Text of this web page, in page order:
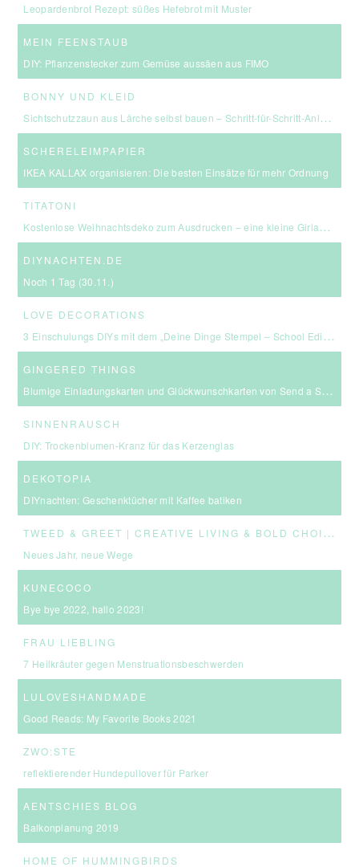
Leopardenbrot Rezept: süßes Hefebrot mit Muster
MEIN FEENSTAUB
DIY: Pflanzenstecker zum Gemüse aussäen aus FIMO
BONNY UND KLEID
Sichtschutzzaun aus Lärche selbst bauen – Schritt-für-Schritt-Anleitung & Kosten
SCHERELEIMPAPIER
IKEA KALLAX organisieren: Die besten Einsätze für mehr Ordnung
TITATONI
Kostenlose Weihnachtsdeko zum Ausdrucken – eine kleine Girlande für euer Zuhause ☆
DIYNACHTEN.DE
Noch 1 Tag (30.11.)
LOVE DECORATIONS
3 Einschulungs DIYs mit dem „Deine Dinge Stempel – School Edition“ #BackToSchool + Gewinnspiel
GINGERED THINGS
Blumige Einladungskarten und Glückwunschkarten von Send a Smile
SINNENRAUSCH
DIY: Trockenblumen-Kranz für das Kerzenglas
DEKOTOPIA
DIYnachten: Geschenktücher mit Kaffee batiken
T
WEED & GREET | CREATIVE LIVING & BOLD CHOICES
Neues Jahr, neue Wege
KUNECOCO
Bye bye 2022, hallo 2023!
FRAU LIEBLING
7 Heilkräuter gegen Menstruationsbeschwerden
LULOVESHANDMADE
Good Reads: My Favorite Books 2021
ZWO:STE
reflektierender Hundepullover für Parker
AENTSCHIES BLOG
Balkonplanung 2019
HOME OF HUMMINGBIRDS